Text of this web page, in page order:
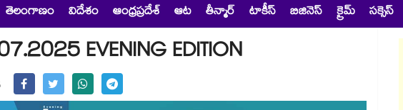
తెలంగాణం విదేశం ఆంధ్రప్రదేశ్ ఆట తీన్మార్ టాకీస్ బిజినెస్ క్రైమ్ సక్సెస్
EVENING EDITION